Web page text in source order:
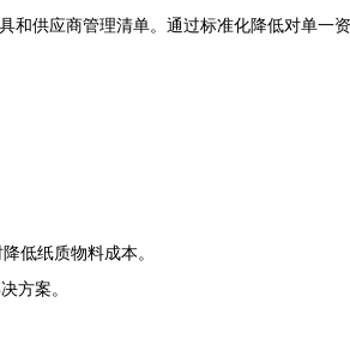
和供应商管理清单。通过标准化降低对单一
低纸质物料成本。
方案。